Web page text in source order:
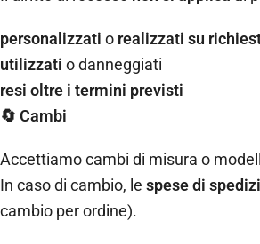
personalizzati o realizzati su
utilizzati o danneggiati
resi oltre i termini previsti
🔄 Cambi
Accettiamo cambi di misura o
In caso di cambio, le spese di
cambio per ordine).